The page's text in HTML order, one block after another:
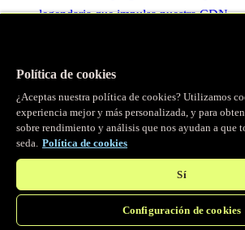
legendaria que impulsa nuestra CDN.
Servidor MCP
Control por IA para tus servicios Fastly.
Política de cookies
¿Aceptas nuestra política de cookies? Utilizamos
experiencia mejor y más personalizada, y para
sobre rendimiento y análisis que nos ayudan a que
seda. Política de cookies
Sí
Configuración de cookies